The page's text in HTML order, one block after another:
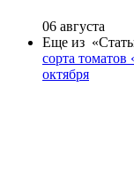
06 августа
Еще из
сорта томатов
октября